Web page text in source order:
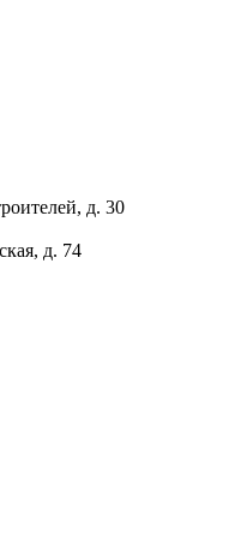
д. 30
д. 74